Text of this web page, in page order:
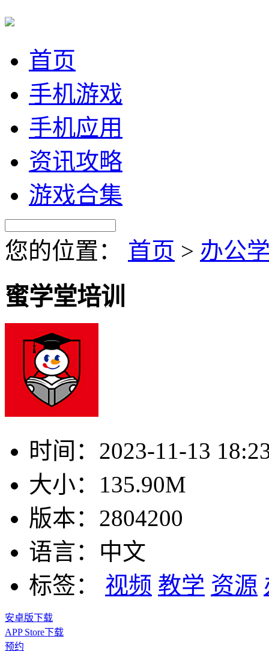
首页
手机游戏
手机应用
资讯攻略
游戏合集
您的位置： 首页 > 办公
蜜学堂培训
时间： 2023-11-13
大小： 135.90M
版本： 2804200
语言： 中文
标签：
视频 教学 资源
安卓版下载
APP Store下载
预约